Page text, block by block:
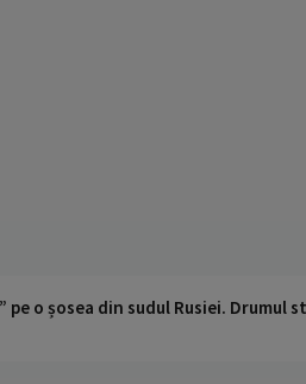
pe o șosea din sudul Rusiei.